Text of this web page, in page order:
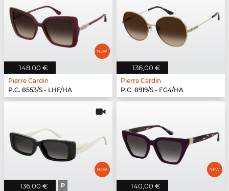
148,00 €
Pierre Cardin
P.C. 8553/S - LHF/HA
136,00 €
Pierre Cardin
P.C. 8919/S - FG4/HA
136,00 € P 140,00 €